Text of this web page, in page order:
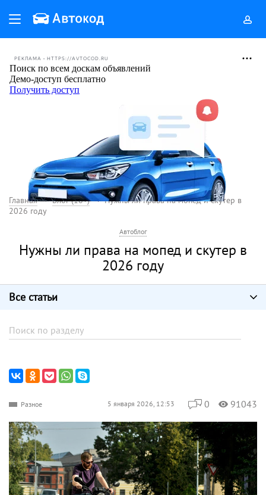
РЕКЛАМА • HTTPS://AVTOCOD.RU
Главная Блог (18+)
Нужны ли права на мопед и скутер в
2026 году
Автоблог
Нужны ли права на мопед и скутер в
2026 году
Все статьи
Разное 5 января 2026, 12:53 0 91043